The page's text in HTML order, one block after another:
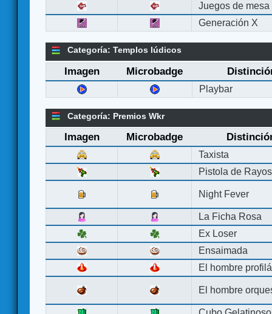
Juegos de mesa
Generación X
Categoría: Templos lúdicos
Imagen Microbadge
Playbar
Categoría: Premios Wkr
Imagen Microbadge
Taxista
Pistola de Rayos
Night Fever
La Ficha Rosa
Ex Loser
Ensaimada
El hombre
El hombre